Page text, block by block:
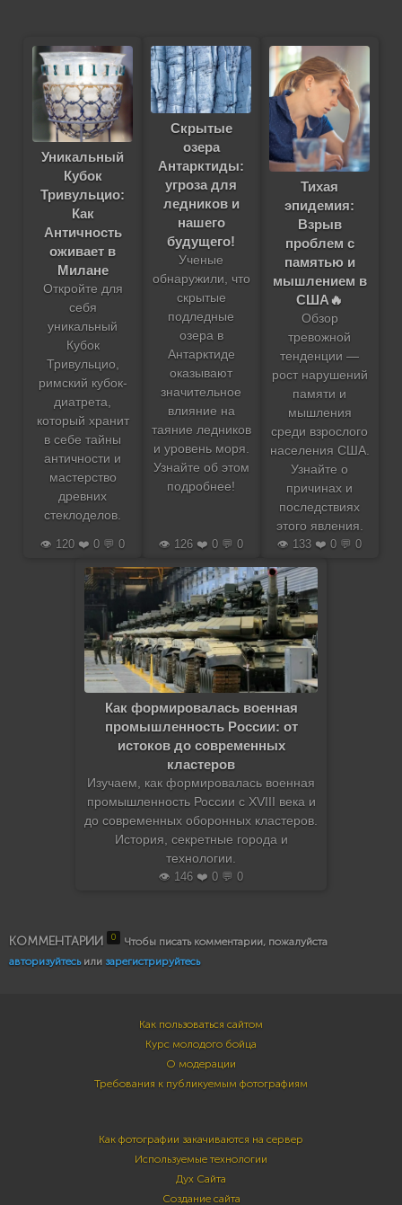
Уникальный
Кубок
Тривульцио:
Как
Античность
оживает в
Милане
Откройте для
себя
уникальный
Кубок
Тривульцио,
римский кубок-
диатрета,
который хранит
в себе тайны
античности и
мастерство
древних
стеклоделов.
👁️ 120 ❤️ 0 💬 0
Скрытые
озера
Антарктиды:
угроза для
ледников и
нашего
будущего!
Ученые
обнаружили, что
скрытые
подледные
озера в
Антарктиде
оказывают
значительное
влияние на
таяние ледников
и уровень моря.
Узнайте об этом
подробнее!
👁️ 126 ❤️ 0 💬 0
Тихая
эпидемия:
Взрыв
проблем с
памятью и
мышлением в
США🔥
Обзор
тревожной
тенденции —
рост нарушений
памяти и
мышления
среди взрослого
населения США.
Узнайте о
причинах и
последствиях
этого явления.
👁️ 133 ❤️ 0 💬 0
Как формировалась военная
промышленность России: от
истоков до современных
кластеров
Изучаем, как формировалась военная
промышленность России с XVIII века и
до современных оборонных кластеров.
История, секретные города и
технологии.
👁️ 146 ❤️ 0 💬 0
КОММЕНТАРИИ 0
Чтобы писать комментарии, пожалуйста
авторизуйтесьили зарегистрируйтесь
Как пользоваться сайтом
Курс молодого бойца
О модерации
Требования к публикуемым фотографиям
Как фотографии закачиваются на сервер
Используемые технологии
Дух Сайта
Создание сайта